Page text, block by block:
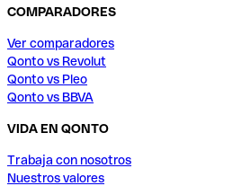
COMPARADORES
Ver comparadores
Qonto vs Revolut
Qonto vs Pleo
Qonto vs BBVA
VIDA EN QONTO
Trabaja con nosotros
Nuestros valores